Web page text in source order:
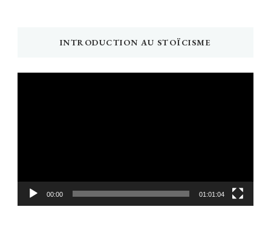
INTRODUCTION AU STOÏCISME
00:00 01:01:04